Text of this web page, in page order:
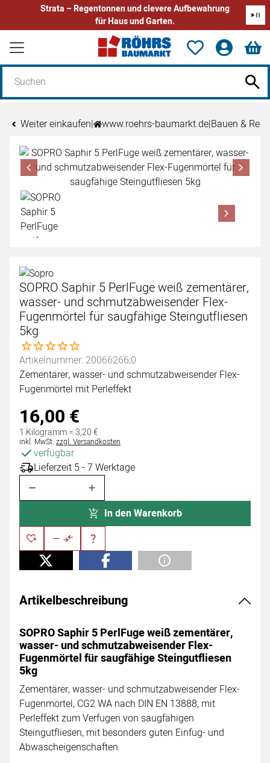
Strata – Regentonnen und clevere Aufbewahrung
für Haus und Garten.
Zum Hauptinhalt springen
Weiter einkaufen| www.roehrs-baumarkt.de|Bauen &
Produktgalerie
Zur Kaufbox springen
SOPRO Saphir 5 PerlFuge weiß zementärer,
wasser- und schmutzabweisender Flex-
Fugenmörtel für saugfähige Steingutfliesen
5kg
Noch keine Bewertungen abgegeben
Artikelnummer: 20066266;0
Zementärer, wasser- und schmutzabweisender Flex-
Fugenmörtel mit Perleffekt
16,00 €
1 Kilogramm =3,20€
Steuerhinweis:
inkl. MwSt. zzgl. Versandkosten
verfügbar
Lieferzeit 5 - 7 Werktage
In den Warenkorb
Artikelbeschreibung
SOPRO Saphir 5 PerlFuge weiß zementärer,
wasser- und schmutzabweisender Flex-
Fugenmörtel für saugfähige Steingutfliesen
5kg
Zementärer, wasser- und schmutzabweisender Flex-
Fugenmörtel, CG2 WA nach DIN EN 13888, mit
Perleffekt zum Verfugen von saugfähigen
Steingutfliesen, mit besonders guten Einfug- und
Abwascheigenschaften.